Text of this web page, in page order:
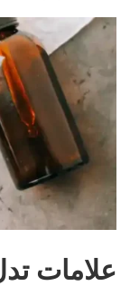
علامات